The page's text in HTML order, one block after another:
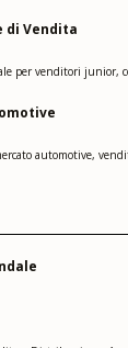
di Vendita
per venditori
automotive,